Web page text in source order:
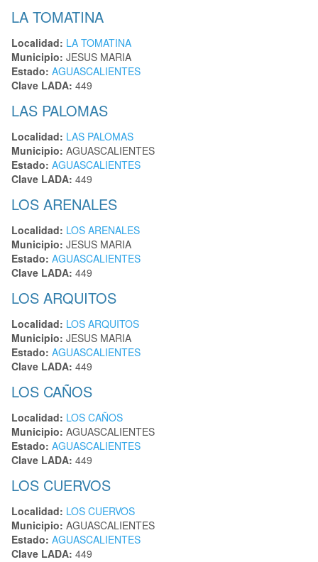
LA TOMATINA
Localidad: LA TOMATINA
Municipio: JESUS MARIA
Estado: AGUASCALIENTES
Clave LADA: 449
LAS PALOMAS
Localidad: LAS PALOMAS
Municipio: AGUASCALIENTES
Estado: AGUASCALIENTES
Clave LADA: 449
LOS ARENALES
Localidad: LOS ARENALES
Municipio: JESUS MARIA
Estado: AGUASCALIENTES
Clave LADA: 449
LOS ARQUITOS
Localidad: LOS ARQUITOS
Municipio: JESUS MARIA
Estado: AGUASCALIENTES
Clave LADA: 449
LOS CAÑOS
Localidad: LOS CAÑOS
Municipio: AGUASCALIENTES
Estado: AGUASCALIENTES
Clave LADA: 449
LOS CUERVOS
Localidad: LOS CUERVOS
Municipio: AGUASCALIENTES
Estado: AGUASCALIENTES
Clave LADA: 449